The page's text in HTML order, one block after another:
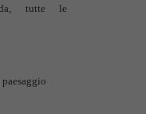
tutte le